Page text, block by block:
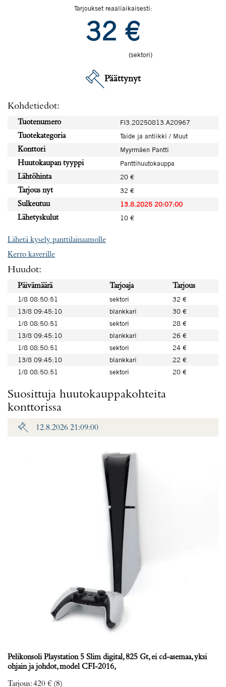
Tarjoukset reaaliaikaisesti:
32 €
(sektori)
Päättynyt
Kohdetiedot:
Tuotenumero
FI3.20250813.A20967
Tuotekategoria
Taide ja antiikki / Muut
Konttori
Myyrmäen Pantti
Huutokaupan tyyppi
Panttihuutokauppa
Lähtöhinta
20 €
Tarjous nyt
32 €
Sulkeutuu
13.8.2025 20:07:00
Lähetyskulut
10 €
Lähetä kysely panttilainaamolle
Kerro kaverille
Huudot:
Päivämäärä Tarjoaja
Tarjous
1/8 08:50:51
sektori
32 €
13/8 09:45:10
blankkari
30 €
1/8 08:50:51
sektori
28 €
13/8 09:45:10
blankkari
26 €
1/8 08:50:51
sektori
24 €
13/8 09:45:10
blankkari
22 €
1/8 08:50:51
sektori 20 €
Suosittuja huutokauppakohteita
konttorissa
12.8.2026 21:09:00
Pelikonsoli Playstation 5 Slim digital, 825 Gt, ei cd-asemaa, yksi
ohjain ja johdot, model CFI-2016,
Tarjous:420 € (8)